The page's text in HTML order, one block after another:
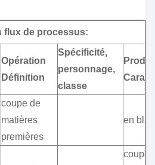
flux de processus:
Opération
Définition
Spécificité,
personnage,
classe
coupe de
matières
premières
en
coupe